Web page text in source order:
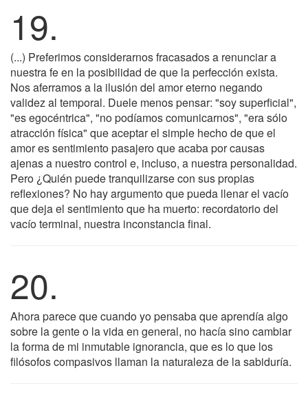
19.
(...) Preferimos considerarnos fracasados a renunciar a
nuestra fe en la posibilidad de que la perfección exista.
Nos aferramos a la ilusión del amor eterno negando
validez al temporal. Duele menos pensar: "soy superficial",
"es egocéntrica", "no podíamos comunicarnos", "era sólo
atracción física" que aceptar el simple hecho de que el
amor es sentimiento pasajero que acaba por causas
ajenas a nuestro control e, incluso, a nuestra personalidad.
Pero ¿Quién puede tranquilizarse con sus propias
reflexiones? No hay argumento que pueda llenar el vacío
que deja el sentimiento que ha muerto: recordatorio del
vacío terminal, nuestra inconstancia final.
20.
Ahora parece que cuando yo pensaba que aprendía algo
sobre la gente o la vida en general, no hacía sino cambiar
la forma de mi inmutable ignorancia, que es lo que los
filósofos compasivos llaman la naturaleza de la sabiduría.